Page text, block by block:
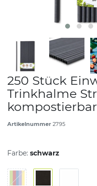
250 Stück
Trinkhalme
Artikelnummer 2795
Farbe: schwarz